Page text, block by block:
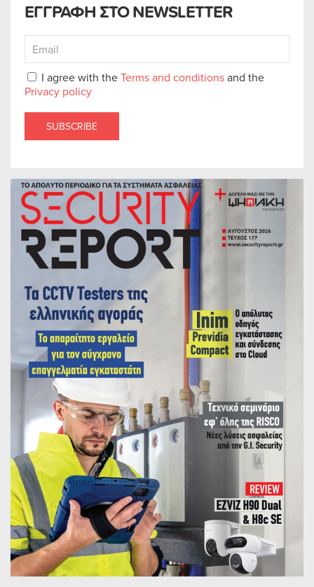
ΕΓΓΡΑΦΗ ΣΤΟ NEWSLETTER
I agree with theTerms and conditionsand the
Privacy policy
SUBSCRIBE